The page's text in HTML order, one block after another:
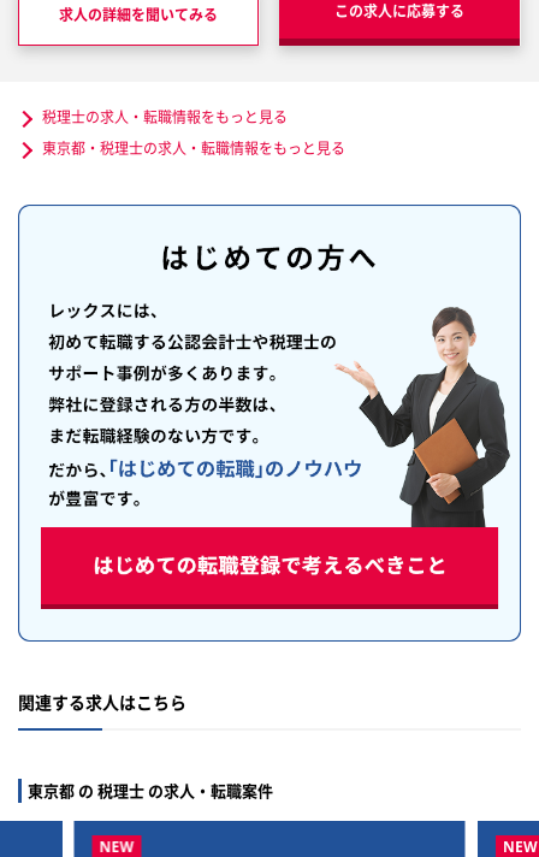
求人の詳細を聞いてみる この求人に応募する
税理士の求人・転職情報をもっと見る
東京都・税理士の求人・転職情報をもっと見る
関連する求人はこちら
東京都 の 税理士 の求人・転職案件